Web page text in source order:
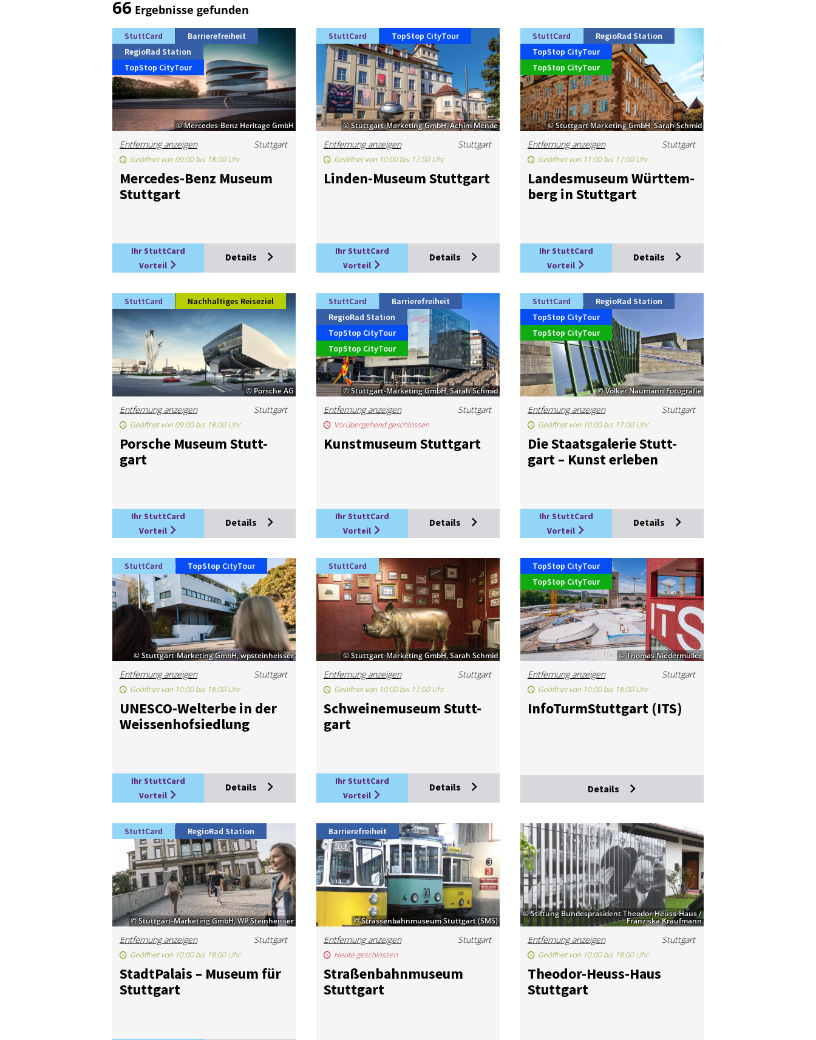
66 Ergebnisse gefunden
© Mercedes-Benz Heritage GmbH
StuttCard
Barrierefreiheit
RegioRad Station
TopStop CityTour
Entfernung anzeigen Stuttgart
Mer­ce­des-Benz Mu­se­um
Stutt­gart
Geöffnet von 09:00 bis 18:00 Uhr
Ihr StuttCard
Vorteil
Details
© Stuttgart-Marketing GmbH, Achim Mende
StuttCard TopStop CityTour
Entfernung anzeigen Stuttgart
Lin­den-Mu­se­um Stutt­gart
Geöffnet von 10:00 bis 17:00 Uhr
Ihr StuttCard
Vorteil
Details
© Stuttgart Marketing GmbH, Sarah Schmid
StuttCard
RegioRad Station
TopStop CityTour
TopStop CityTour
Entfernung anzeigen Stuttgart
Lan­des­mu­se­um Würt­tem­
berg in Stutt­gart
Geöffnet von 11:00 bis 17:00 Uhr
Ihr StuttCard
Vorteil
Details
© Porsche AG
StuttCard Nachhaltiges Reiseziel
Entfernung anzeigen Stuttgart
Por­sche Mu­se­um Stutt­
gart
Geöffnet von 09:00 bis 18:00 Uhr
Ihr StuttCard
Vorteil
Details
© Stuttgart-Marketing GmbH, Sarah Schmid
StuttCard
Barrierefreiheit
RegioRad Station
TopStop CityTour
TopStop CityTour
Entfernung anzeigen Stuttgart
Kunst­mu­se­um Stutt­gart
Vorübergehend geschlossen
Ihr StuttCard
Vorteil
Details
© Volker Naumann Fotografie
StuttCard
RegioRad Station
TopStop CityTour
TopStop CityTour
Entfernung anzeigen Stuttgart
Die Staats­ga­le­rie Stutt­
gart – Kunst er­le­ben
Geöffnet von 10:00 bis 17:00 Uhr
Ihr StuttCard
Vorteil
Details
© Stuttgart-Marketing GmbH, wpsteinheisser
StuttCard TopStop CityTour
Entfernung anzeigen Stuttgart
UNESCO-Welt­er­be in der
Weis­sen­hof­sied­lung
Geöffnet von 10:00 bis 18:00 Uhr
Ihr StuttCard
Vorteil
Details
© Stuttgart-Marketing GmbH, Sarah Schmid
StuttCard
Entfernung anzeigen Stuttgart
Schwei­ne­mu­se­um Stutt­
gart
Geöffnet von 10:00 bis 17:00 Uhr
Ihr StuttCard
Vorteil
Details
© Thomas Niedermüller
TopStop CityTour
TopStop CityTour
Entfernung anzeigen Stuttgart
In­fo­Turm­Stutt­gart (ITS)
Geöffnet von 10:00 bis 18:00 Uhr
Details
© Stuttgart-Marketing GmbH, WP Steinheisser
StuttCard RegioRad Station
Entfernung anzeigen Stuttgart
Stadt­Pa­lais – Mu­se­um für
Stutt­gart
Geöffnet von 10:00 bis 18:00 Uhr
© Strassenbahnmuseum Stuttgart (SMS)
Barrierefreiheit
Entfernung anzeigen Stuttgart
Stra­ßen­bahn­mu­se­um
Stutt­gart
Heute geschlossen
© Stiftung Bundespräsident Theodor-Heuss-Haus /
Franziska Kraufmann
Entfernung anzeigen Stuttgart
Theo­dor-Heuss-Haus
Stutt­gart
Geöffnet von 10:00 bis 18:00 Uhr